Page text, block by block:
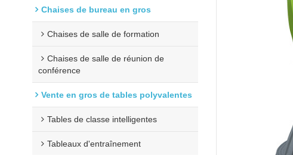
Chaises de bureau en gros
Chaises de salle de formation
Chaises de salle de réunion de
conférence
Vente en gros de tables polyvalentes
Tables de classe intelligentes
Tableaux d'entraînement